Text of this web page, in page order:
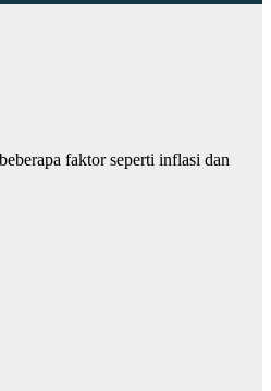
faktor seperti inflasi dan